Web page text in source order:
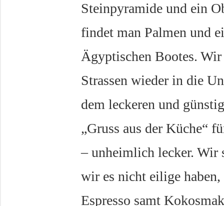
Steinpyramide und ein
findet man Palmen und
Ägyptischen Bootes.
Strassen wieder in die
dem leckeren und
„Gruss aus der Küche“
– unheimlich lecker. Wir
wir es nicht eilige
Espresso samt